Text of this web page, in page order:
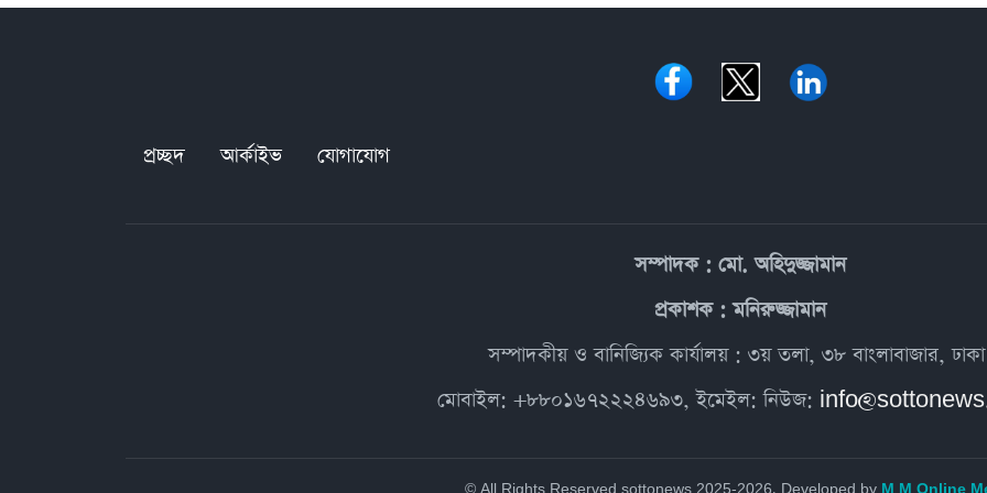
প্রচ্ছদ আর্কাইভ যোগাযোগ
সম্পাদক : মো. অহিদুজ্জামান
প্রকাশক : মনিরুজ্জামান
সম্পাদকীয় ও বানিজ্যিক কার্যালয় : ৩য় তলা, ৩৮ বাংলাবাজার,
মোবাইল: +৮৮০১৬৭২২২৪৬৯৩, ইমেইল: নিউজ: